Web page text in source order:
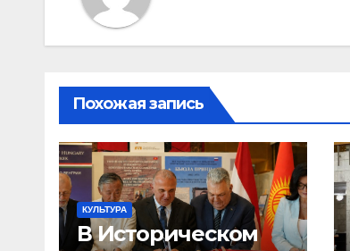
Похожая запись
КУЛЬТУРА
В Историческом